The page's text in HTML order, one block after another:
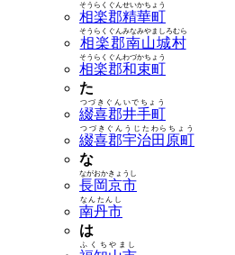
相楽郡精華町
そうらくぐんせいかちょう
相楽郡南山城村
そうらくぐんみなみやましろむら
相楽郡和束町
そうらくぐんわづかちょう
た
綴喜郡井手町
つづきぐんいでちょう
綴喜郡宇治田原町
つづきぐんうじたわらちょう
な
長岡京市
ながおかきょうし
南丹市
なんたんし
は
ふくちやまし